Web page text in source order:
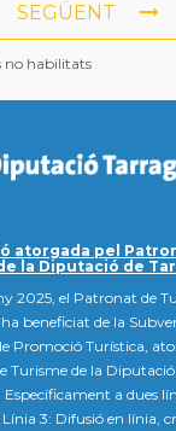
SEGÜENT
no habilitats
atorgada pel
la Diputació de
2025, el Patronat de
beneficiat de la
Promoció Turística,
Turisme de la Diputació
a dues
3: Difusió en línia,